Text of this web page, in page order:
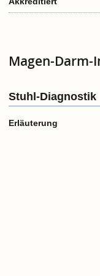
Magen-
Stuhl-Diagnostik
Erläuterung